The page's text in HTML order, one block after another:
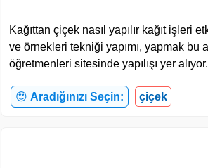
Kağıttan çiçek nasıl yapılır kağıt işleri
ve örnekleri tekniği yapımı, yapmak bu
öğretmenleri sitesinde yapılışı yer alıyor.
😍 Aradığınızı Seçin: çiçek